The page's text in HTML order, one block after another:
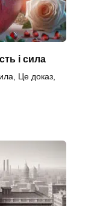
і сила
Це доказ,